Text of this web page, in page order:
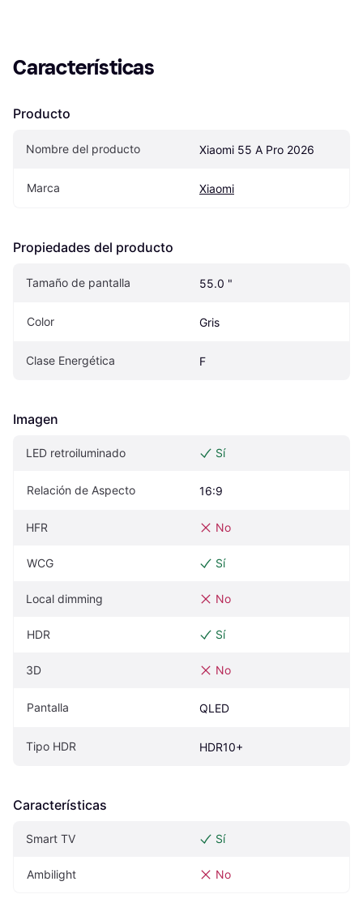
Características
Producto
Nombre del producto Xiaomi 55 A Pro 2026
Marca Xiaomi
Propiedades del producto
Tamaño de pantalla 55.0 "
Color Gris
Clase Energética F
Imagen
LED retroiluminado Sí
Relación de Aspecto 16:9
HFR No
WCG Sí
Local dimming No
HDR Sí
3D No
Pantalla QLED
Tipo HDR HDR10+
Características
Smart TV Sí
Ambilight No